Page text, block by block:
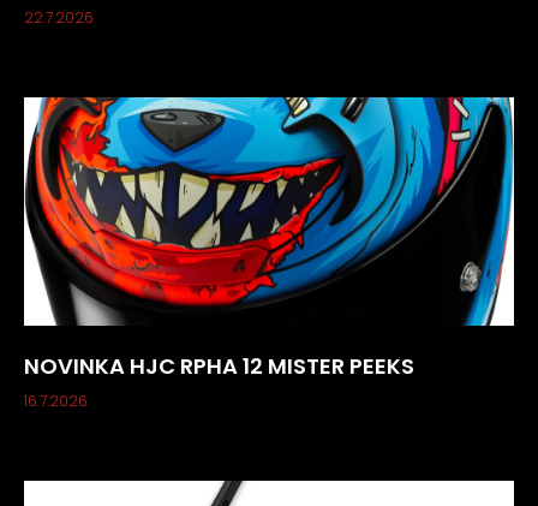
22.7.2026
NOVINKA HJC RPHA 12 MISTER PEEKS
16.7.2026